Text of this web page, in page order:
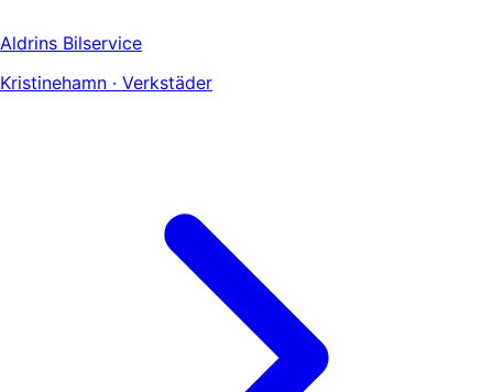
Aldrins Bilservice
Kristinehamn · Verkstäder